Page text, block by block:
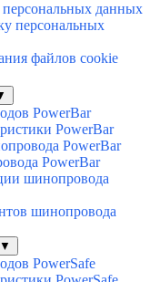
данных
персональных
файлов cookie
PowerBar
PowerBar
PowerBar
PowerBar
шинопровода
шинопровода
▼
PowerSafe